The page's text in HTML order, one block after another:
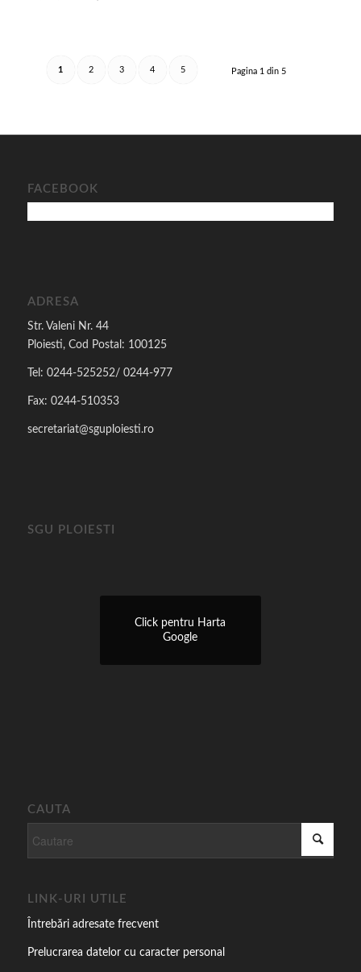
Pagina 1 din 5
1 2 3 4 5
FACEBOOK
ADRESA
Str. Valeni Nr. 44
Ploiesti, Cod Postal: 100125
Tel: 0244-525252/ 0244-977
Fax: 0244-510353
secretariat@sguploiesti.ro
SGU PLOIESTI
Click pentru Harta
Google
CAUTA
LINK-URI UTILE
Întrebări adresate frecvent
Prelucrarea datelor cu caracter personal